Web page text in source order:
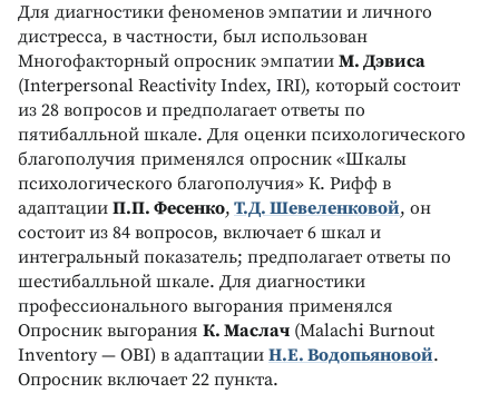
Для диагностики феноменов эмпатии и личного
дистресса, в частности, был использован
Многофакторный опросник эмпатии М. Дэвиса
(Interpersonal Reactivity Index, IRI), который состоит
из 28 вопросов и предполагает ответы по
пятибалльной шкале. Для оценки психологического
благополучия применялся опросник «Шкалы
психологического благополучия» К. Рифф в
адаптации П.П. Фесенко, Т.Д. Шевеленковой, он
состоит из 84 вопросов, включает 6 шкал и
интегральный показатель; предполагает ответы по
шестибалльной шкале. Для диагностики
профессионального выгорания применялся
Опросник выгорания К. Маслач (Malachi Burnout
Inventory — OBI) в адаптации Н.Е. Водопьяновой.
Опросник включает 22 пункта.